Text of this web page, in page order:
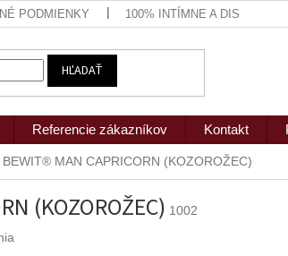
PODMIENKY 100% INTÍMNE A DISKRÉTNE
HĽADAŤ
Referencie zákazníkov Kontakt
BEWIT® MAN CAPRICORN (KOZOROŽEC)
(KOZOROŽEC) 1002